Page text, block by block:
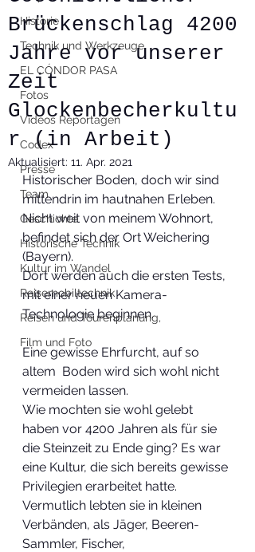
Historie
Technik und Werkzeuge
EL CÓNDOR PASA
Fotos
Videos Reportagen
Codex
Presse
Team
Geschichte
Historische Technik
Kultur im Wandel
Reisemobiltechnik
Reisen und Tourenplanung,
Film und Foto
Brückenschlag 4200
Jahre vor unserer
Zeit
Glockenbecherkultu
r (in Arbeit)
Aktualisiert: 11. Apr. 2021
Historischer Boden, doch wir sind
mittendrin im hautnahen Erleben.
Nicht weit von meinem Wohnort,
befindet sich der Ort Weichering
(Bayern).
Dort werden auch die ersten Tests,
mit einer neuen Kamera-
Technologie beginnen.
Eine gewisse Ehrfurcht, auf so
altem  Boden wird sich wohl nicht
vermeiden lassen.
Wie mochten sie wohl gelebt
haben vor 4200 Jahren als für sie
die Steinzeit zu Ende ging? Es war
eine Kultur, die sich bereits gewisse
Privilegien erarbeitet hatte.
Vermutlich lebten sie in kleinen
Verbänden, als Jäger, Beeren-
Sammler, Fischer,